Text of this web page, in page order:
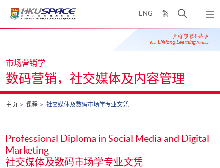
ENG 繁
开
搜
寻
弹
出
主
Main
市场营销学
数码营销，社交媒体及内容管理
主页 课程 社交媒体及数码市场学专业文凭
Professional Diploma in Social Media and Digital
Marketing
社交媒体及数码市场学专业文凭